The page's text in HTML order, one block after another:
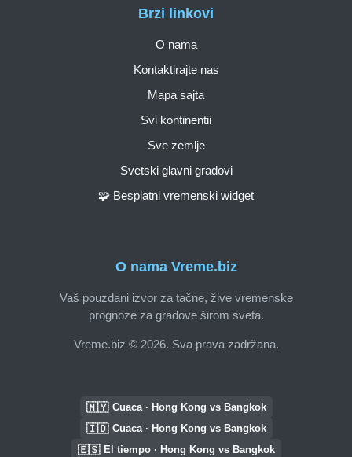
O nama Vreme.biz
Vaš pouzdani izvor za tačne, žive vremenske
prognoze za gradove širom sveta.
Vreme.biz © 2026. Sva prava zadržana.
Brzi linkovi
O nama
Kontaktirajte nas
Mapa sajta
Svi kontinentii
Sve zemlje
Svetski glavni gradovi
🧩 Besplatni vremenski widget
🇲🇾 Cuaca · Hong Kong vs Bangkok
🇮🇩 Cuaca · Hong Kong vs Bangkok
🇪🇸 El tiempo · Hong Kong vs Bangkok